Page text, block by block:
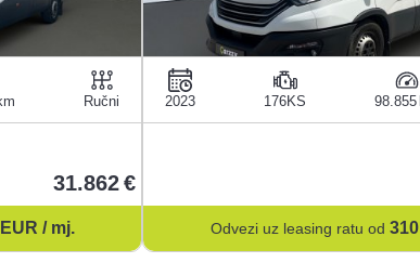
Ručni
31.862
EUR / mj.
2023 176KS 98.855
Odvezi uz leasing ratu od 310